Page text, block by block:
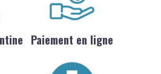
Paiement en ligne